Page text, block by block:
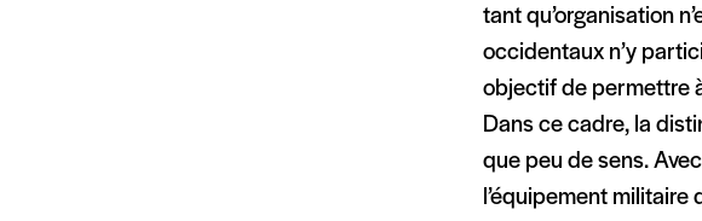
tant qu’organisation
occidentaux n’y
objectif de permettre
Dans ce cadre, la
que peu de sens.
l’équipement militaire